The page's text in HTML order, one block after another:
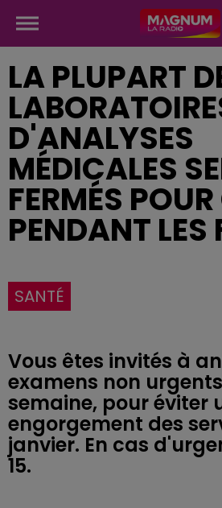
LA PLUPART
D'ANALYSES
MÉDICALES
FERMÉS
PENDANT LES
SANTÉ
Vous êtes invités à
examens non
semaine, pour éviter
engorgement des
janvier. En cas
15.